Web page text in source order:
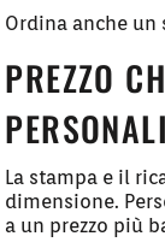
Ordina anche un
PREZZO
La stampa e il
dimensione.
a un prezzo più